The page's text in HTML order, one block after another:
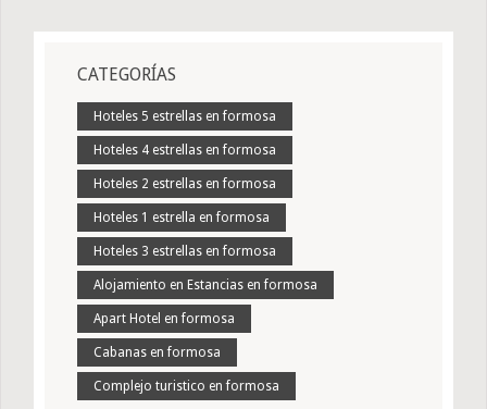
CATEGORÍAS
Hoteles 5 estrellas en formosa
Hoteles 4 estrellas en formosa
Hoteles 2 estrellas en formosa
Hoteles 1 estrella en formosa
Hoteles 3 estrellas en formosa
Alojamiento en Estancias en formosa
Apart Hotel en formosa
Cabanas en formosa
Complejo turistico en formosa